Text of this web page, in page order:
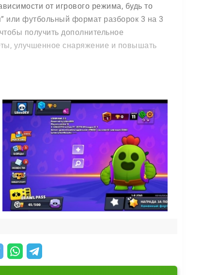
от игрового режима, будь то
или футбольный формат разборок 3 на 3
получить дополнительное
улучшенное снаряжение и повышать